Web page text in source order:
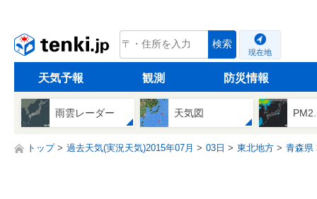
tenki.jp 検索
現在地
天気予報 観測 防災情報
雨雲レーダー 天気図
トップ 過去天気(実況天気)2015年07月 03日 東北地方 青森県